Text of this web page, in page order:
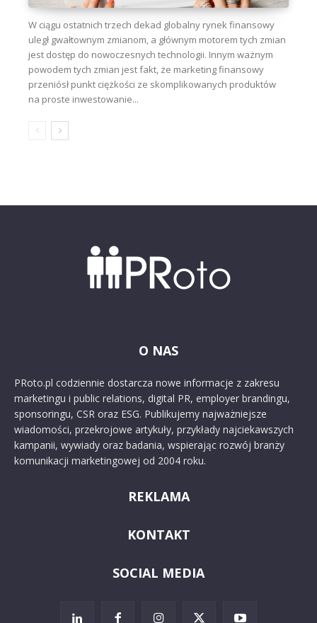
W ciągu ostatnich trzech dekad globalny rynek finansowy
uległ gwałtownym zmianom, a głównym motorem tych zmian
jest dostęp do nowoczesnych technologii. Innym ważnym
powodem tych zmian jest fakt, że marketing finansowy
przeniósł punkt ciężkości ze skomplikowanych produktów
na proste inwestowanie...
O NAS
PRoto.pl codziennie dostarcza nowe informacje z zakresu
marketingu i public relations, digital PR, employer brandingu,
sponsoringu, CSR oraz ESG. Publikujemy najważniejsze
wiadomości, przekrojowe artykuły, przykłady najciekawszych
kampanii, wywiady oraz badania, wspierając rozwój branży
komunikacji marketingowej od 2004 roku.
REKLAMA
KONTAKT
SOCIAL MEDIA